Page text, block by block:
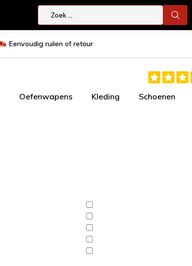
Eenvoudig ruilen of retour
Oefenwapens Kleding Schoenen